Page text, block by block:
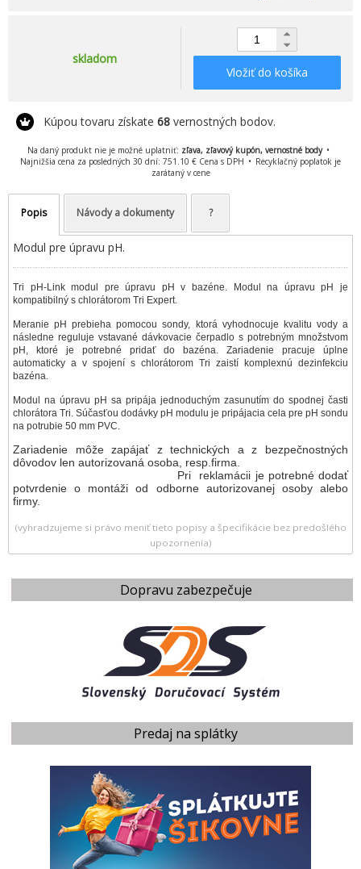
Dopravu zabezpečuje
Predaj na splátky
skladom
Vložiť do košíka
Kúpou tovaru získate 68 vernostných bodov.
Na daný produkt nie je možné uplatniť: zľava, zľavový kupón, vernostné body
Najnižšia cena za posledných 30 dní: 751.10 € Cena s DPH
Recyklačný poplatok je
zarátaný v cene
Popis Návody a dokumenty ?
Modul pre úpravu pH.
Tri pH-Link modul pre úpravu pH v bazéne. Modul na úpravu pH je
kompatibilný s chlorátorom Tri Expert.
Meranie pH prebieha pomocou sondy, ktorá vyhodnocuje kvalitu vody a
následne reguluje vstavané dávkovacie čerpadlo s potrebným množstvom
pH, ktoré je potrebné pridať do bazéna. Zariadenie pracuje úplne
automaticky a v spojení s chlorátorom Tri zaistí komplexnú dezinfekciu
bazéna.
Modul na úpravu pH sa pripája jednoduchým zasunutím do spodnej časti
chlorátora Tri. Súčasťou dodávky pH modulu je pripájacia cela pre pH sondu
na potrubie 50 mm PVC.
Zariadenie môže zapájať z technických a z bezpečnostných
dôvodov len autorizovaná osoba, resp.firma.
Pri reklamácii je potrebné dodať
potvrdenie o montáži od odborne autorizovanej osoby alebo
firmy.
(vyhradzujeme si právo meniť tieto popisy a špecifikácie bez predošlého
upozornenia)